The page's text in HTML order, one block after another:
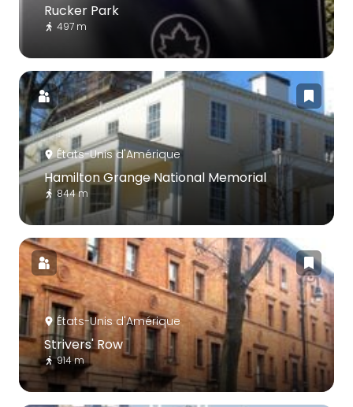
Rucker Park
497 m
États-Unis d'Amérique
Hamilton Grange National Memorial
844 m
États-Unis d'Amérique
Strivers' Row
914 m